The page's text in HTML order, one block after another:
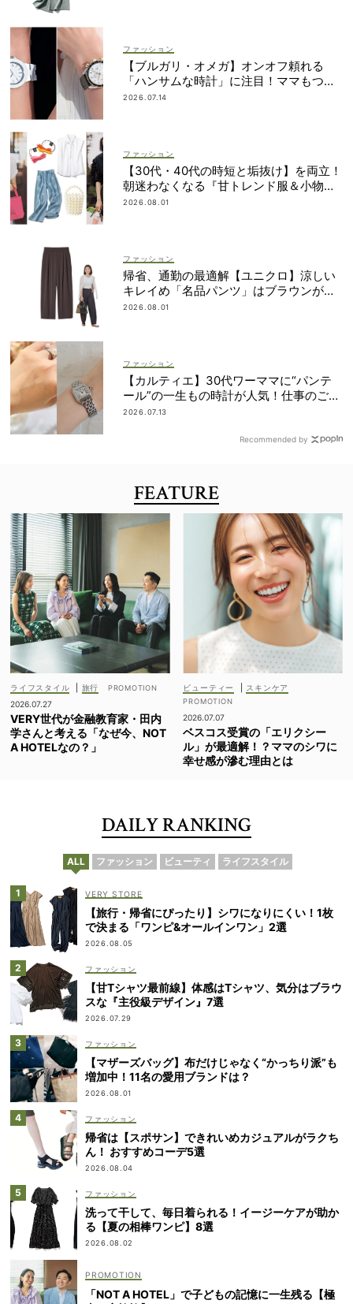
ファッション
【ブルガリ・オメガ】オンオフ頼れる
「ハンサムな時計」に注目！ママもつけ
やすいサイズ感って？
2026.07.14
ファッション
【30代・40代の時短と垢抜け】を両立！
朝迷わなくなる『甘トレンド服＆小物』
最旬カタログ
2026.08.01
ファッション
帰省、通勤の最適解【ユニクロ】涼しい
キレイめ「名品パンツ」はブラウンが使
える！
2026.08.01
ファッション
【カルティエ】30代ワーママに“パンテ
ール”の一生もの時計が人気！仕事のご褒
美＆節目買いに
2026.07.13
Recommended by
FEATURE
ライフスタイル
旅行
2026.07.27
VERY世代が金融教育家・田内
学さんと考える「なぜ今、NOT
A HOTELなの？」
ビューティー スキンケア
2026.07.07
ベスコス受賞の「エリクシー
ル」が最適解！？ママのシワに
幸せ感が滲む理由とは
DAILY RANKING
ALL ファッション ビューティ ライフスタイル
VERY STORE
【旅行・帰省にぴったり】シワになりにくい！1枚
で決まる「ワンピ&オールインワン」2選
2026.08.05
ファッション
【甘Tシャツ最前線】体感はTシャツ、気分はブラウ
スな『主役級デザイン』7選
2026.07.29
ファッション
【マザーズバッグ】布だけじゃなく“かっちり派”も
増加中！11名の愛用ブランドは？
2026.08.01
ファッション
帰省は【スポサン】できれいめカジュアルがラクち
ん！ おすすめコーデ5選
2026.08.04
ファッション
洗って干して、毎日着られる！イージーケアが助か
る【夏の相棒ワンピ】8選
2026.08.02
「NOT A HOTEL」で子どもの記憶に一生残る【極